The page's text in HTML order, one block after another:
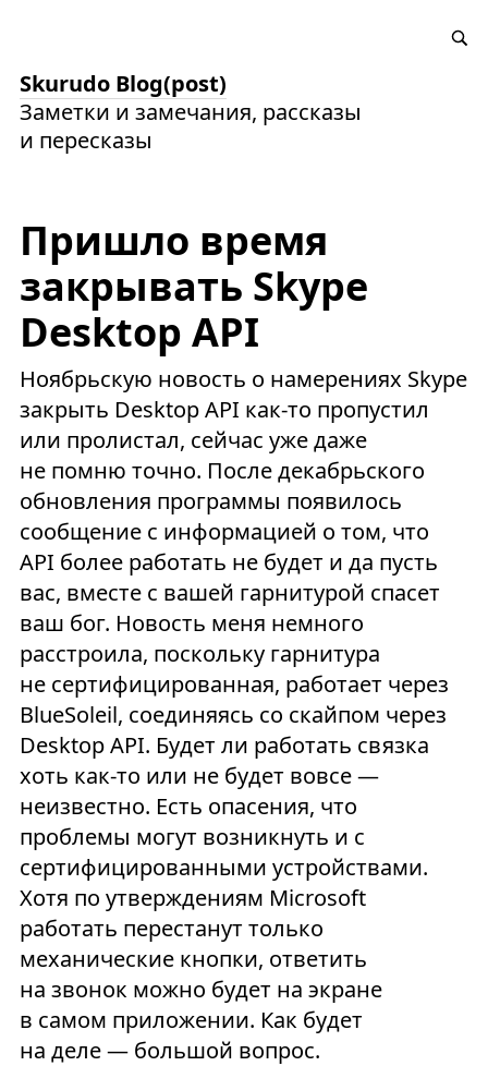
Skurudo Blog(post)
Заметки и замечания, рассказы
и пересказы
Пришло время
закрывать Skype
Desktop API
Ноябрьскую новость о намерениях Skype
закрыть Desktop API как-то пропустил
или пролистал, сейчас уже даже
не помню точно. После декабрьского
обновления программы появилось
сообщение с информацией о том, что
API более работать не будет и да пусть
вас, вместе с вашей гарнитурой спасет
ваш бог. Новость меня немного
расстроила, поскольку гарнитура
не сертифицированная, работает через
BlueSoleil, соединяясь со скайпом через
Desktop API. Будет ли работать связка
хоть как-то или не будет вовсе —
неизвестно. Есть опасения, что
проблемы могут возникнуть и c
сертифицированными устройствами.
Хотя по утверждениям Microsoft
работать перестанут только
механические кнопки, ответить
на звонок можно будет на экране
в самом приложении. Как будет
на деле — большой вопрос.